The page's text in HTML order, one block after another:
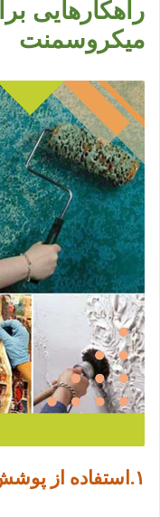
راهکارهایی
میکروسمنت
۱. استفاده از